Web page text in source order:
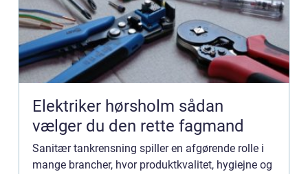
Elektriker hørsholm sådan
vælger du den rette fagmand
Sanitær tankrensning spiller en afgørende rolle i
mange brancher, hvor produktkvalitet, hygiejne og